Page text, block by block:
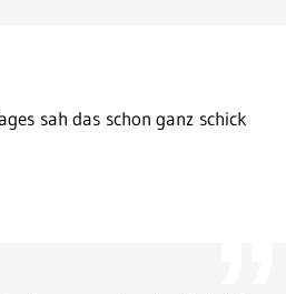
sah das schon ganz schick